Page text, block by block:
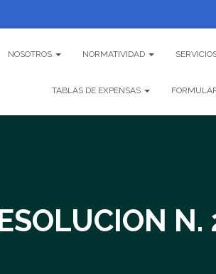
NOSOTROS NORMATIVIDAD
TABLAS DE EXPENSAS